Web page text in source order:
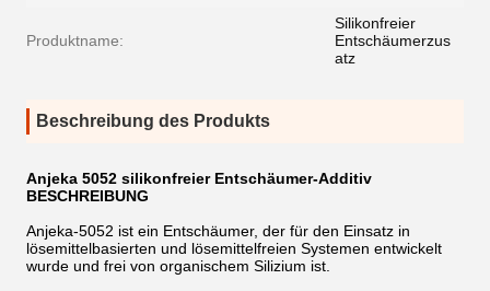
Produktname:
Silikonfreier
Entschäumerzus
atz
Beschreibung des Produkts
Anjeka 5052 silikonfreier Entschäumer-Additiv​
BESCHREIBUNG
Anjeka-5052 ist ein Entschäumer, der für den Einsatz in
lösemittelbasierten und lösemittelfreien Systemen entwickelt
wurde und frei von organischem Silizium ist.